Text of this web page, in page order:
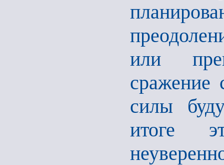
или
сражение
силы
итоге